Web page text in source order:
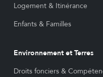
Logement & Itinérance
Enfants & Familles
Environnement et Terres
Droits fonciers &